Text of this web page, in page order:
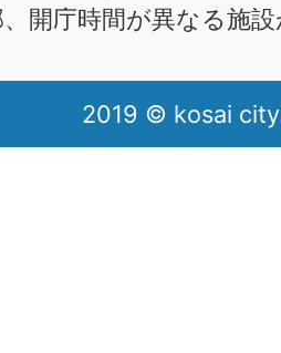
開庁時間が異なる施
2019 © kosai